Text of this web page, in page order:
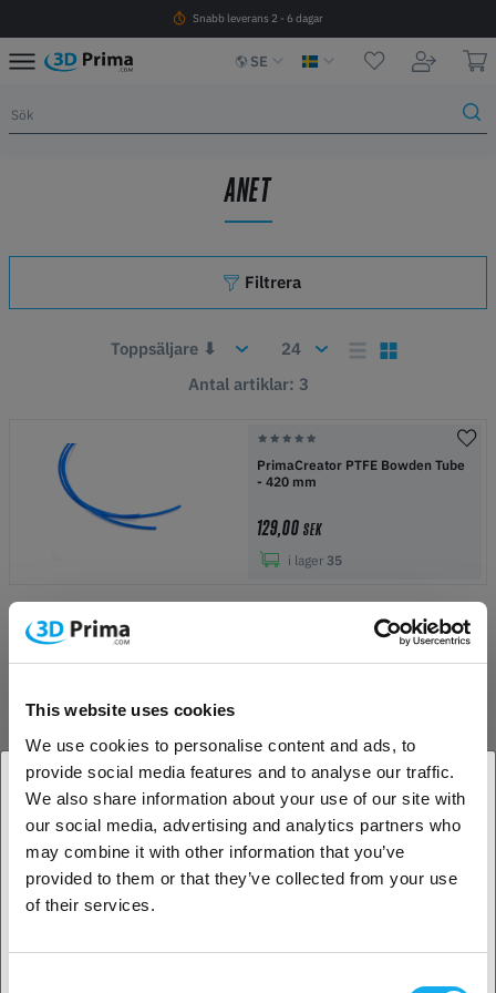
This website uses cookies
We use cookies to personalise content and ads, to
provide social media features and to analyse our traffic.
We also share information about your use of our site with
our social media, advertising and analytics partners who
may combine it with other information that you’ve
provided to them or that they’ve collected from your use
of their services.
Snabb leverans 2 - 6 dagar
SE
ANET
Filtrera
Antal artiklar: 3
PrimaCreator PTFE Bowden Tube
- 420 mm
129,00 SEK
i lager 35
i lager50+
-95%
Anet ET5 LCD Cable
1. Är du en företagskund eller en privatkund?
Företagskund
Privat kund